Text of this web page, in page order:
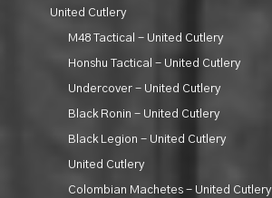
United Cutlery
M48 Tactical - United Cutlery
Honshu Tactical - United Cutlery
Undercover - United Cutlery
Black Ronin - United Cutlery
Black Legion - United Cutlery
United Cutlery
Colombian Machetes - United Cutlery